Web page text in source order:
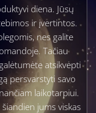
diena. Jūsų
ir įvertintos.
nes galite
Tačiau
atsikvėpti
persvarstyti savo
laikotarpiui.
jums viskas